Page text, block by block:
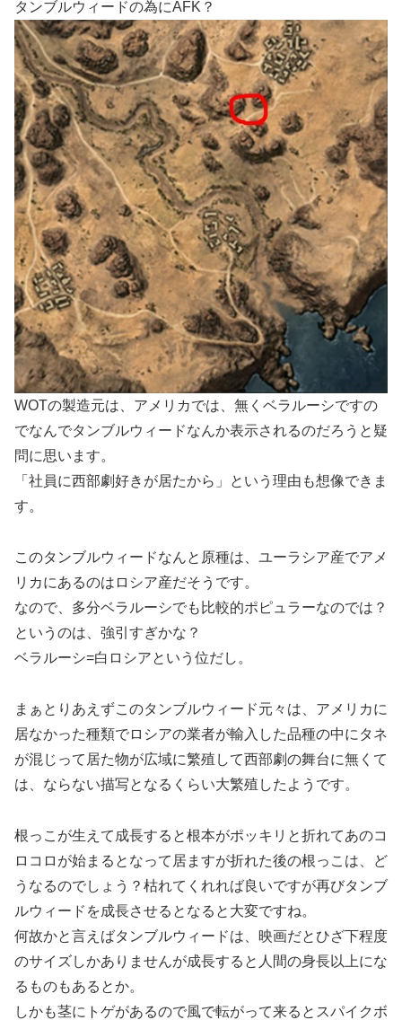
タンブルウィードの為にAFK？
WOTの製造元は、アメリカでは、無くベラルーシですの
でなんでタンブルウィードなんか表示されるのだろうと疑
問に思います。
「社員に西部劇好きが居たから」という理由も想像できま
す。
このタンブルウィードなんと原種は、ユーラシア産でアメ
リカにあるのはロシア産だそうです。
なので、多分ベラルーシでも比較的ポピュラーなのでは？
というのは、強引すぎかな？
ベラルーシ=白ロシアという位だし。
まぁとりあえずこのタンブルウィード元々は、アメリカに
居なかった種類でロシアの業者が輸入した品種の中にタネ
が混じって居た物が広域に繁殖して西部劇の舞台に無くて
は、ならない描写となるくらい大繁殖したようです。
根っこが生えて成長すると根本がポッキリと折れてあのコ
ロコロが始まるとなって居ますが折れた後の根っこは、ど
うなるのでしょう？枯れてくれれば良いですが再びタンブ
ルウィードを成長させるとなると大変ですね。
何故かと言えばタンブルウィードは、映画だとひざ下程度
のサイズしかありませんが成長すると人間の身長以上にな
るものもあるとか。
しかも茎にトゲがあるので風で転がって来るとスパイクボ